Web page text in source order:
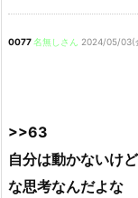
0077名無しさん 2024/05/03(
>>63
自分は動かないけ
な思考なんだよな